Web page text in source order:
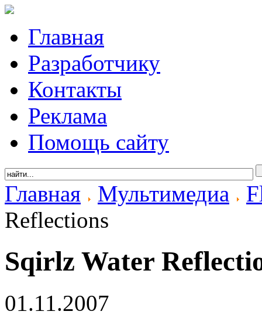
Главная
Разработчику
Контакты
Реклама
Помощь сайту
Главная Мультимедиа
Reflections
Sqirlz Water
01.11.2007